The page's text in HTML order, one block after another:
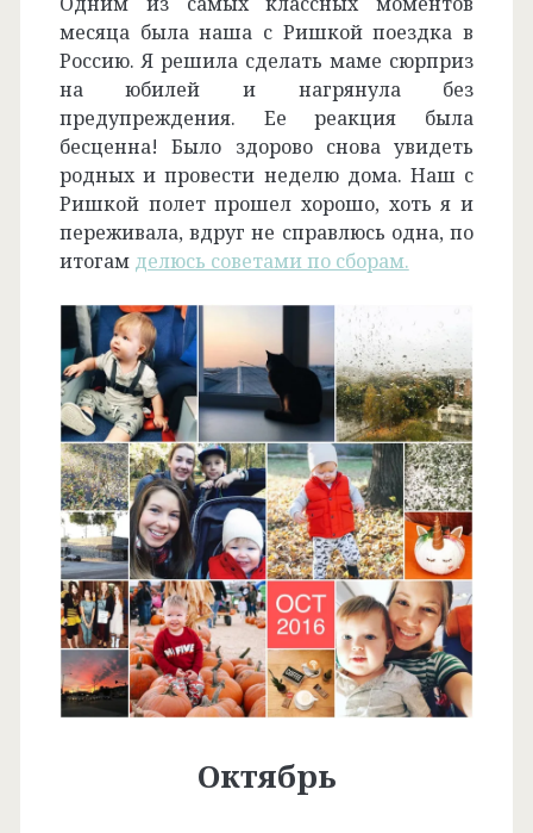
месяца была наша с Ришкой поездка в
Россию. Я решила сделать маме сюрприз
на юбилей и нагрянула без
предупреждения. Ее реакция была
бесценна! Было здорово снова увидеть
родных и провести неделю дома. Наш с
Ришкой полет прошел хорошо, хоть я и
переживала, вдруг не справлюсь одна, по
итогам делюсь советами по сборам.
Октябрь